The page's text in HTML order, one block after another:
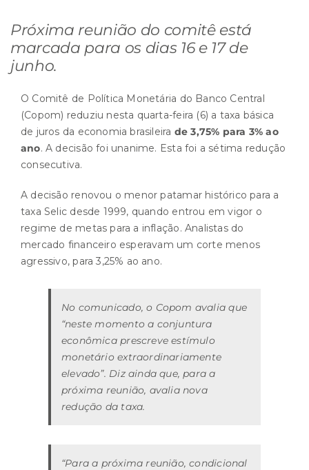
Próxima reunião do comitê está
marcada para os dias 16 e 17 de
junho.
O Comitê de Política Monetária do Banco Central
(Copom) reduziu nesta quarta-feira (6) a taxa básica
de juros da economia brasileira de 3,75% para 3% ao
ano. A decisão foi unanime. Esta foi a sétima redução
consecutiva.
A decisão renovou o menor patamar histórico para a
taxa Selic desde 1999, quando entrou em vigor o
regime de metas para a inflação. Analistas do
mercado financeiro esperavam um corte menos
agressivo, para 3,25% ao ano.
No comunicado, o Copom avalia que
“neste momento a conjuntura
econômica prescreve estímulo
monetário extraordinariamente
elevado”. Diz ainda que, para a
próxima reunião, avalia nova
redução da taxa.
“Para a próxima reunião, condicional